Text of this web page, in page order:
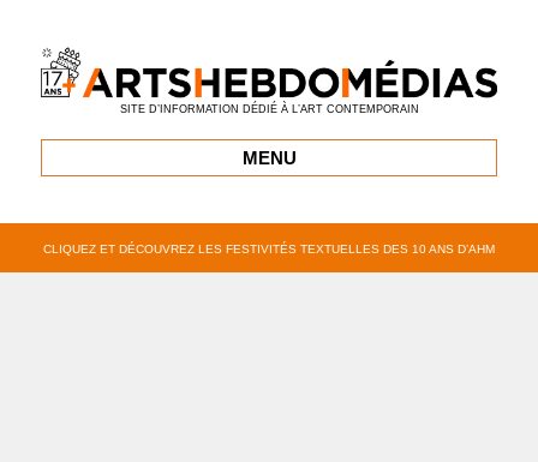
SITE D’INFORMATION DÉDIÉ À L’ART CONTEMPORAIN
MENU
CLIQUEZ ET DÉCOUVREZ LES FESTIVITÉS TEXTUELLES DES 10 ANS D’AHM